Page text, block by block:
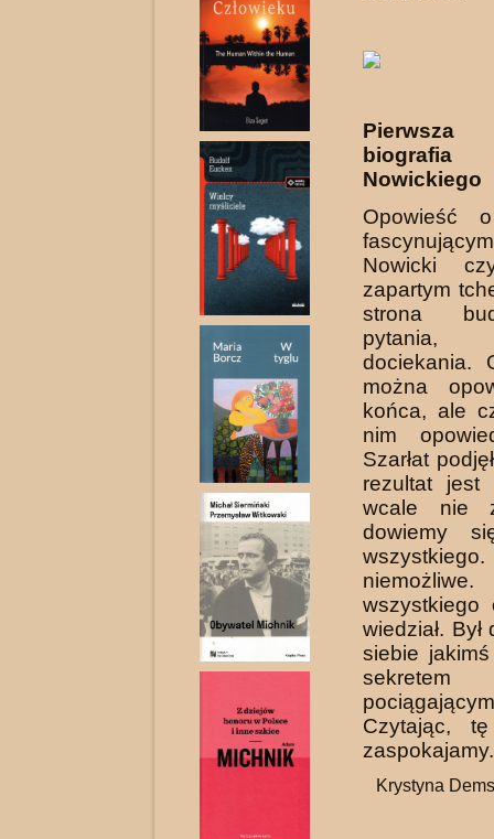
Nowickiego
Opowieść
Nowicki
zapartym
strona
pytania,
dociekania.
można
końca, ale
nim
Szarłat
rezultat jest
wcale nie
dowiemy
wiedział.
siebie
Czytając,
Krystyna